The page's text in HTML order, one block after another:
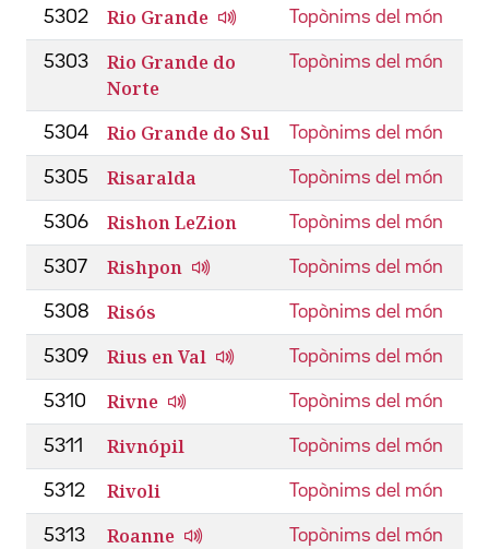
5302 Rio Grande Topònims del món
5303
Rio Grande do
Norte
Topònims del món
5304 Rio Grande do Sul Topònims del món
5305 Risaralda Topònims del món
5306 Rishon LeZion Topònims del món
5307 Rishpon Topònims del món
5308 Risós Topònims del món
5309 Rius en Val Topònims del món
5310 Rivne Topònims del món
5311 Rivnópil Topònims del món
5312 Rivoli Topònims del món
5313 Roanne Topònims del món